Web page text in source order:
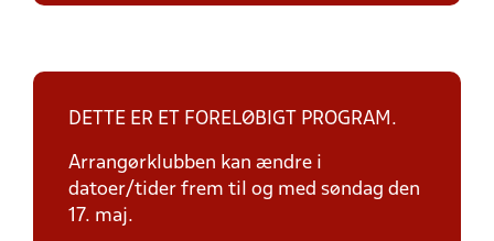
DETTE ER ET FORELØBIGT PROGRAM.
Arrangørklubben kan ændre i
datoer/tider frem til og med søndag den
17. maj.